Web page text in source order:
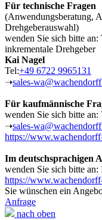
Für technische Fragen
(Anwendungsberatung,
Drehgeberauswahl)
wenden Sie sich bitte
inkrementale Drehgeber
Kai Nagel
Tel:+49 6722 9965131
➝sales-
Für kaufmännische
wenden Sie sich bitte
➝sales-
https://
Im deutschsprachigen
wenden Sie sich bitte
https://
Sie wünschen ein
Anfrage
nach oben